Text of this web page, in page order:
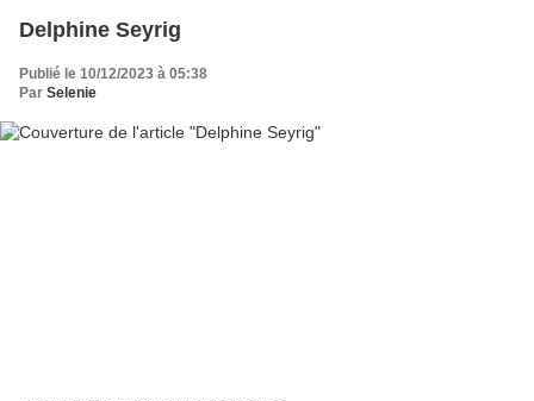
Delphine Seyrig
Publié le 10/12/2023 à 05:38
Par Selenie